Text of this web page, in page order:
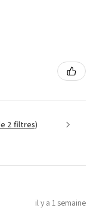
2 filtres)
il y a 1 semaine